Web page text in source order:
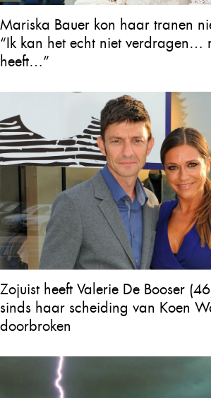
Mariska Bauer kon haar tranen
“Ik kan het echt niet
heeft…”
Zojuist heeft Valerie De Booser
sinds haar scheiding van Koen
doorbroken